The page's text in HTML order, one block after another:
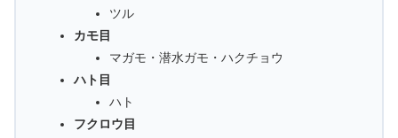
ツル
カモ目
マガモ・潜水ガモ・ハクチョウ
ハト目
ハト
フクロウ目